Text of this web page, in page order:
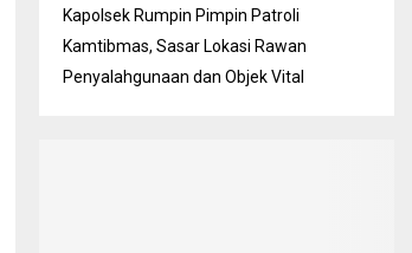
Kapolsek Rumpin Pimpin Patroli
Kamtibmas, Sasar Lokasi Rawan
Penyalahgunaan dan Objek Vital